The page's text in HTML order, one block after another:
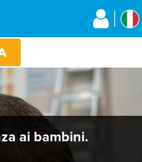
ai bambini.